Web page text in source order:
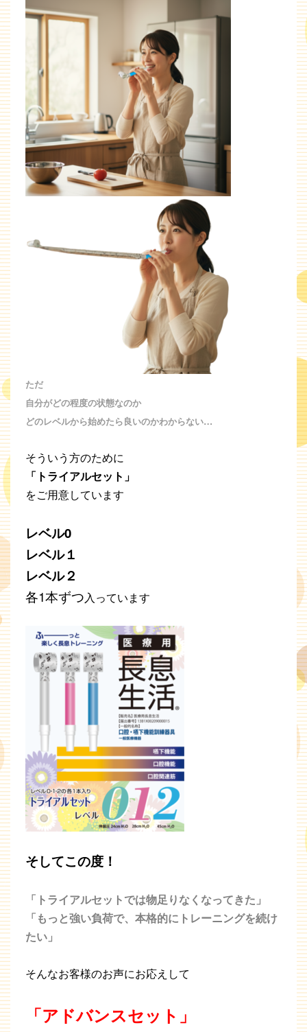
ただ
自分がどの程度の状態なのか
どのレベルから始めたら良いのかわからない…
そういう方のために
「トライアルセット」
をご用意しています
レベル0
レベル１
レベル２
各1本ずつ入っています
そしてこの度！
「トライアルセットでは物足りなくなってきた」
「もっと強い負荷で、本格的にトレーニングを続け
たい」
そんなお客様のお声にお応えして
「アドバンスセット」